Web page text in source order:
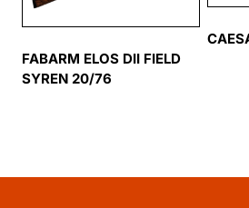
FABARM ELOS DII FIELD
SYREN 20/76